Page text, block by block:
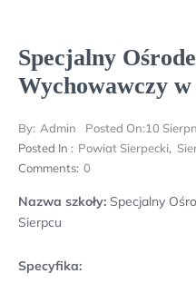
Specjalny
Wychowawczy
By: Admin Posted On:10
Posted In : Powiat Sierpecki,
Comments: 0
Nazwa szkoły: Specjalny
Sierpcu
Specyfika: